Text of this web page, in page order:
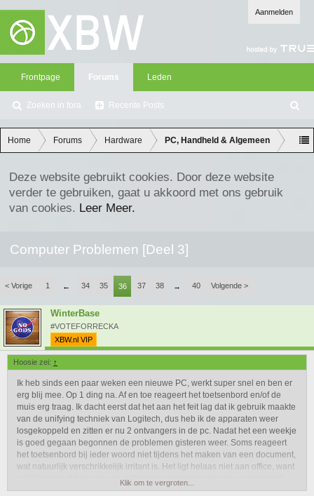
Aanmelden
Frontpage Forums
Zoeken in fora Recente Posts
Leden
oe
ke
n
Home Forums Hardware PC, Handheld & Algemeen
Deze website gebruikt cookies. Door deze website
verder te gebruiken, gaat u akkoord met ons gebruik
van cookies. Leer Meer.
Computer Problemen [Deel 3]
< Vorige 1 ← 34 35 36 37 38 → 40 Volgende >
WinterBase
#VOTEFORRECKA
XBW.nl VIP
Hoosie zei: ↑
Ik heb sinds een paar weken een nieuwe PC, werkt super snel en ben er
erg blij mee. Op 1 ding na. Af en toe reageert het toetsenbord en/of de
muis erg traag. Ik dacht eerst dat het aan het feit lag dat ik gebruik maakte
van de unifying techniek van Logitech, dus heb ik de apparaten weer
losgekoppeld en zitten er nu 2 ontvangers in de pc. Nadat het een weekje
is goed gegaan begonnen de problemen gisteren weer. Soms reageert
het toetsenbord bij ieder woord niet tijdens het maken van een document,
wat natuurlijk verschrikkelijk irritant is. Het ligt helaas niet aan office, want
ook tijdens het browsen en zelfs tijdens het typen van m'n wachtwoord
reageert ie niet.
Klik om te vergroten...